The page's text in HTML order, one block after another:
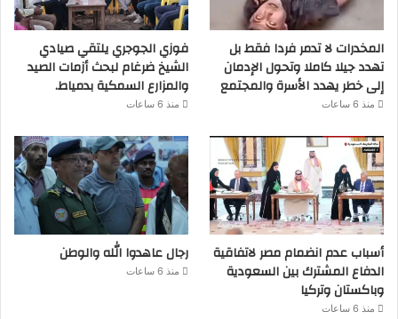
المخدرات لا تدمر فردا فقط بل
تهدد جيلا كاملا وتحول الإدمان
إلى خطر يهدد الأسرة والمجتمع
منذ 6 ساعات
فوزي الجوجري يلتقي صيادي
الشيخ ضرغام لبحث أزمات الصيد
والمزارع السمكية بدمياط.
منذ 6 ساعات
أسباب عدم انضمام مصر لاتفاقية
الدفاع المشترك بين السعودية
وباكستان وتركيا
منذ 6 ساعات
رجال عاهدوا الله والوطن
منذ 6 ساعات